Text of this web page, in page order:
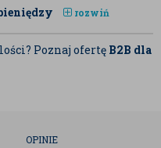
rozwiń
Poznaj ofertę B2B dla
OPINIE